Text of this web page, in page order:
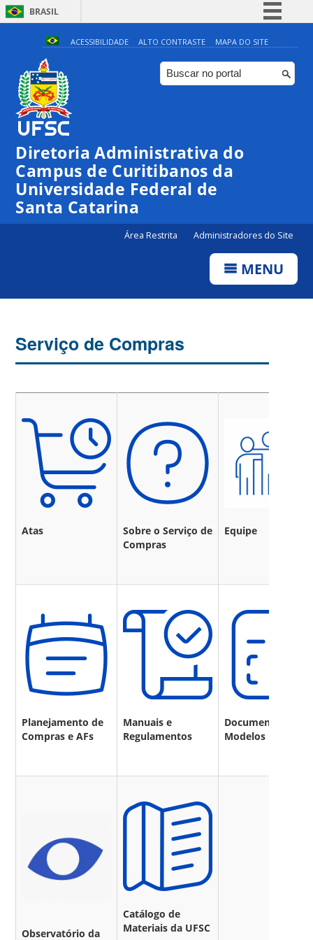
BRASIL
Simplifique!
Comunica BR
Participe
Canais
ACESSIBILIDADE ALTO CONTRASTE MAPA DO SITE
Diretoria Administrativa do
Campus de Curitibanos da
Universidade Federal de
Santa Catarina
Área Restrita Administradores do Site
MENU
Serviço de Compras
Atas
Sobre o Serviço de
Compras
Equipe
Planejamento de
Compras e AFs
Manuais e
Regulamentos
Documentos e
Modelos
Observatório da
Catálogo de
Materiais da UFSC